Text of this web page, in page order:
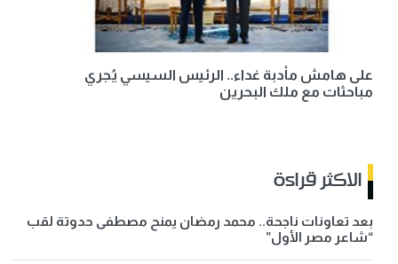
على هامش مأدبة غداء.. الرئيس السيسي يُجري
مباحثات مع ملك البحرين
الاكثر قراءة
بعد تعاونات ناجحة.. محمد رمضان يمنح مصطفى حدوتة لقب
“شاعر مصر الأول”